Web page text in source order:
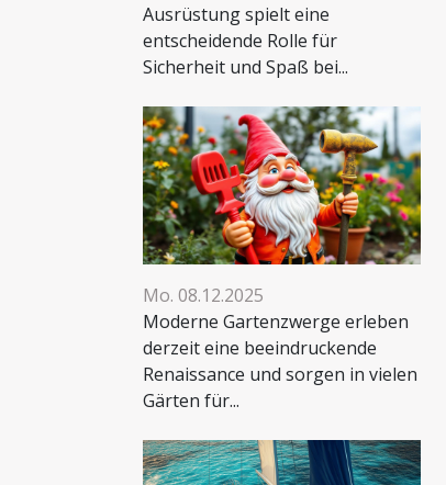
Ausrüstung spielt eine
entscheidende Rolle für
Sicherheit und Spaß bei...
Mo. 08.12.2025
Moderne Gartenzwerge erleben
derzeit eine beeindruckende
Renaissance und sorgen in vielen
Gärten für...